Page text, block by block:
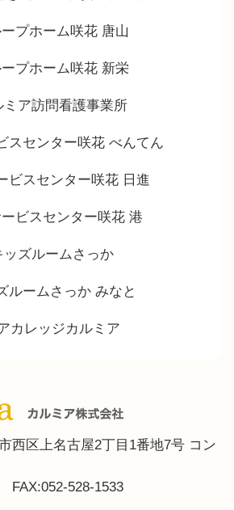
プホーム咲花 唐山
プホーム咲花 新栄
ミア訪問看護事業所
スセンター咲花 べんてん
ビスセンター咲花 日進
ビスセンター咲花 港
ッズルームさっか
ルームさっか みなと
カレッジカルミア
西区上名古屋2丁目1番地7号 コン
FAX:052-528-1533